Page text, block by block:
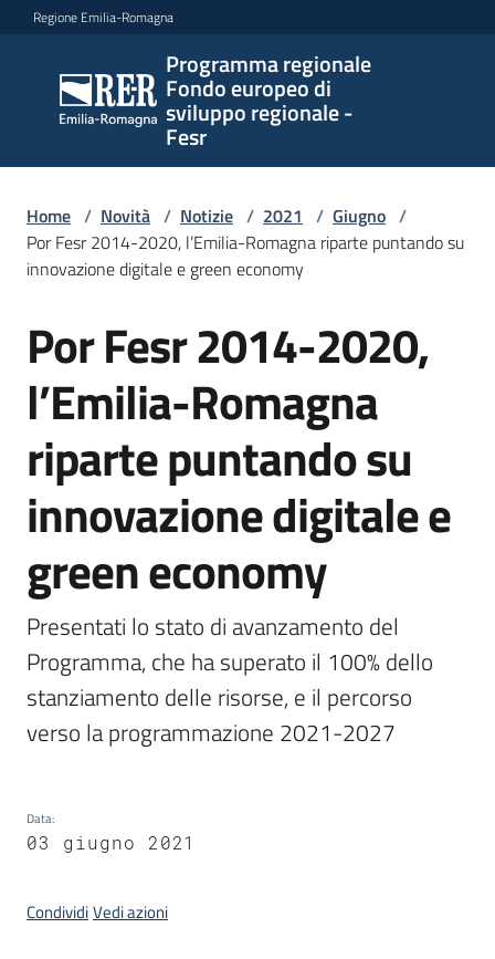
Vai al contenuto
Vai alla navigazione
Vai al footer
Regione Emilia-Romagna
Programma regionale
Fondo europeo di
sviluppo regionale -
Fesr
Programma
regionale
Fondo
europeo di
regionale -
Fesr
Novità
e
strategie
Opportunità
Progetti
e
Home / Novità / Notizie / 2021 / Giugno /
Por Fesr 2014-2020, l’Emilia-Romagna riparte puntando su
innovazione digitale e green economy
Salta al contenuto
Por Fesr 2014-2020,
l’Emilia-Romagna
riparte puntando su
innovazione digitale e
green economy
Presentati lo stato di avanzamento del
Programma, che ha superato il 100% dello
stanziamento delle risorse, e il percorso
verso la programmazione 2021-2027
Data:
03 giugno 2021
CondividiVedi azioni